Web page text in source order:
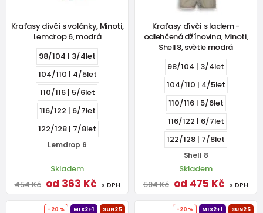
Kraťasy dívčí s volánky, Minoti,
Lemdrop 6, modrá
98/104 | 3/4let
104/110 | 4/5let
110/116 | 5/6let
116/122 | 6/7let
122/128 | 7/8let
Lemdrop 6
Skladem
454 Kč od 363 Kč s DPH
Kraťasy dívčí s laclem -
odlehčená džínovina, Minoti,
Shell 8, světle modrá
98/104 | 3/4let
104/110 | 4/5let
110/116 | 5/6let
116/122 | 6/7let
122/128 | 7/8let
Shell 8
Skladem
594 Kč od 475 Kč s DPH
-20% MIX2+1 SUN25 -20% MIX2+1 SUN25